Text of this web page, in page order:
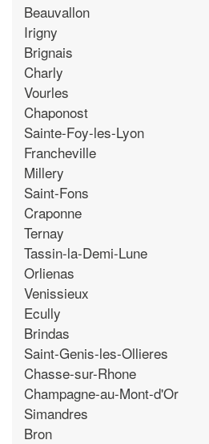
Beauvallon
Irigny
Brignais
Charly
Vourles
Chaponost
Sainte-Foy-les-Lyon
Francheville
Millery
Saint-Fons
Craponne
Ternay
Tassin-la-Demi-Lune
Orlienas
Venissieux
Ecully
Brindas
Saint-Genis-les-Ollieres
Chasse-sur-Rhone
Champagne-au-Mont-d'Or
Simandres
Bron